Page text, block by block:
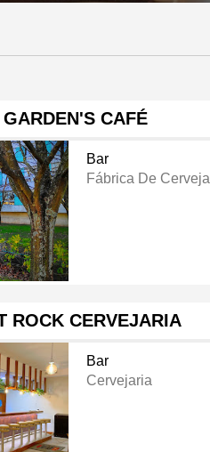
GARDEN'S CAFÉ
Bar
Fábrica De Cerveja
ROCK CERVEJARIA
Bar
Cervejaria